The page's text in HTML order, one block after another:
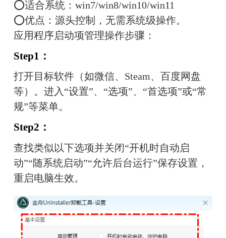
⭕适合系统：win7/win8/win10/win11
⭕优点：源头控制，无需系统级操作。
应用程序启动项管理操作步骤：
Step1：
打开目标软件（如微信、Steam、百度网盘
等）。进入“设置”、“选项”、“首选项”或“常
规”等菜单。
Step2：
查找类似以下选项并关闭“开机时自动启
动”“随系统启动”“允许后台运行”保存设置，
重启电脑生效。